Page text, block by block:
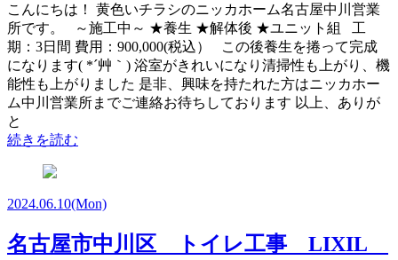
こんにちは！ 黄色いチラシのニッカホーム名古屋中川営業
所です。 ～施工中～ ★養生 ★解体後 ★ユニット組 工
期：3日間 費用：900,000(税込） この後養生を捲って完成
になります( *´艸｀) 浴室がきれいになり清掃性も上がり、機
能性も上がりました 是非、興味を持たれた方はニッカホー
ム中川営業所までご連絡お待ちしております 以上、ありが
と
続きを読む
2024.06.10(Mon)
名古屋市中川区 トイレ工事 LIXIL